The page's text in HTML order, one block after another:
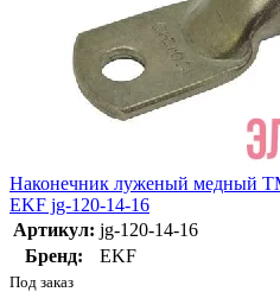
Наконечник луженый медный
EKF jg-120-14-16
Артикул: jg-120-14-16
Бренд:
EKF
Под заказ